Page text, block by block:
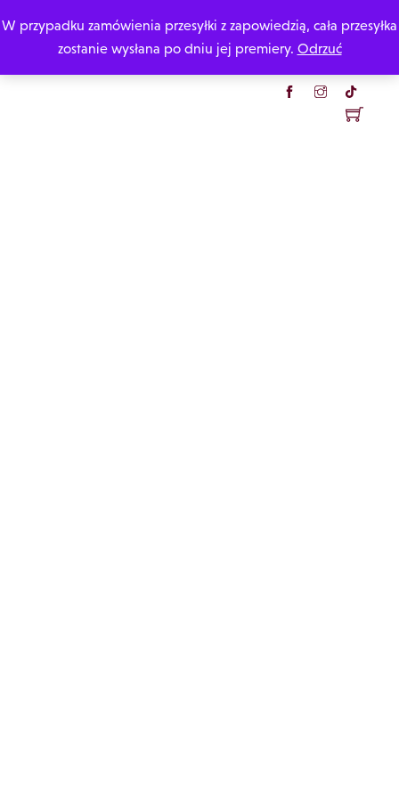
to
W przypadku zamówienia przesyłki z zapowiedzią, cała przesyłka
zostanie wysłana po dniu jej premiery. Odrzuć
Katarzyna Rzepecka
Menu